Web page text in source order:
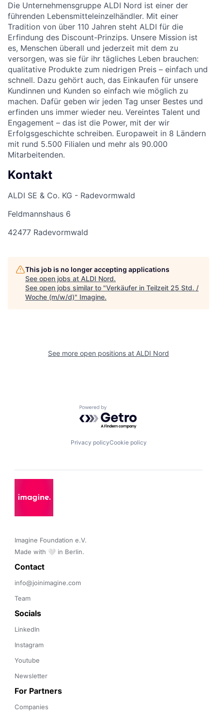
Die Unternehmensgruppe ALDI Nord ist einer der
führenden Lebensmitteleinzelhändler. Mit einer
Tradition von über 110 Jahren steht ALDI für die
Erfindung des Discount-Prinzips. Unsere Mission ist
es, Menschen überall und jederzeit mit dem zu
versorgen, was sie für ihr tägliches Leben brauchen:
qualitative Produkte zum niedrigen Preis – einfach und
schnell. Dazu gehört auch, das Einkaufen für unsere
Kundinnen und Kunden so einfach wie möglich zu
machen. Dafür geben wir jeden Tag unser Bestes und
erfinden uns immer wieder neu. Vereintes Talent und
Engagement – das ist die Power, mit der wir
Erfolgsgeschichte schreiben. Europaweit in 8 Ländern
mit rund 5.500 Filialen und mehr als 90.000
Mitarbeitenden.
Kontakt
ALDI SE & Co. KG - Radevormwald
Feldmannshaus 6
42477 Radevormwald
This job is no longer accepting applications
See open jobs at ALDI Nord.
See open jobs similar to "Verkäufer in Teilzeit 25 Std. /
Woche (m/w/d)" Imagine.
See more open positions at ALDI Nord
Powered by Getro.com
Privacy policyCookie policy
Imagine Foundation e.V.
Made with 🤍 in Berlin.
Contact
info@joinimagine.com
Team
Socials
LinkedIn
Instagram
Youtube
Newsletter
For Partners
Companies